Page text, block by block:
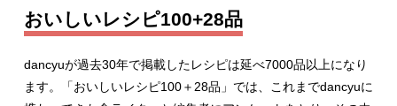
おいしいレシピ100+28品
dancyuが過去30年で掲載したレシピは延べ7000品以上になり
ます。「おいしいレシピ100＋28品」では、これまでdancyuに